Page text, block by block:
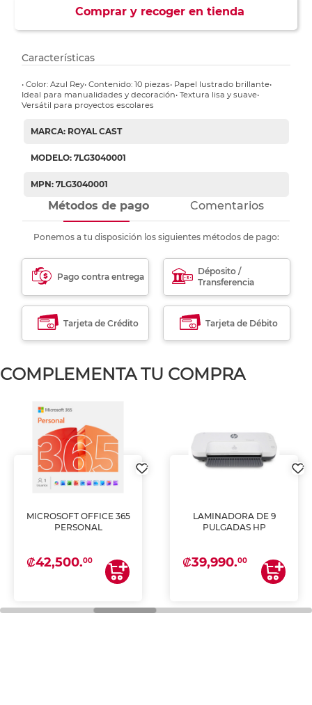
Comprar y recoger en tienda
Características
• Color: Azul Rey• Contenido: 10 piezas• Papel lustrado brillante•
Ideal para manualidades y decoración• Textura lisa y suave•
Versátil para proyectos escolares
MARCA: ROYAL CAST
MODELO: 7LG3040001
MPN: 7LG3040001
Métodos de pago Comentarios
Ponemos a tu disposición los siguientes métodos de pago:
Pago contra entrega
Déposito /
Transferencia
Tarjeta de Crédito Tarjeta de Débito
COMPLEMENTA TU COMPRA
MICROSOFT OFFICE 365
PERSONAL
₡42,500.00
LAMINADORA DE 9
PULGADAS HP
₡39,990.00